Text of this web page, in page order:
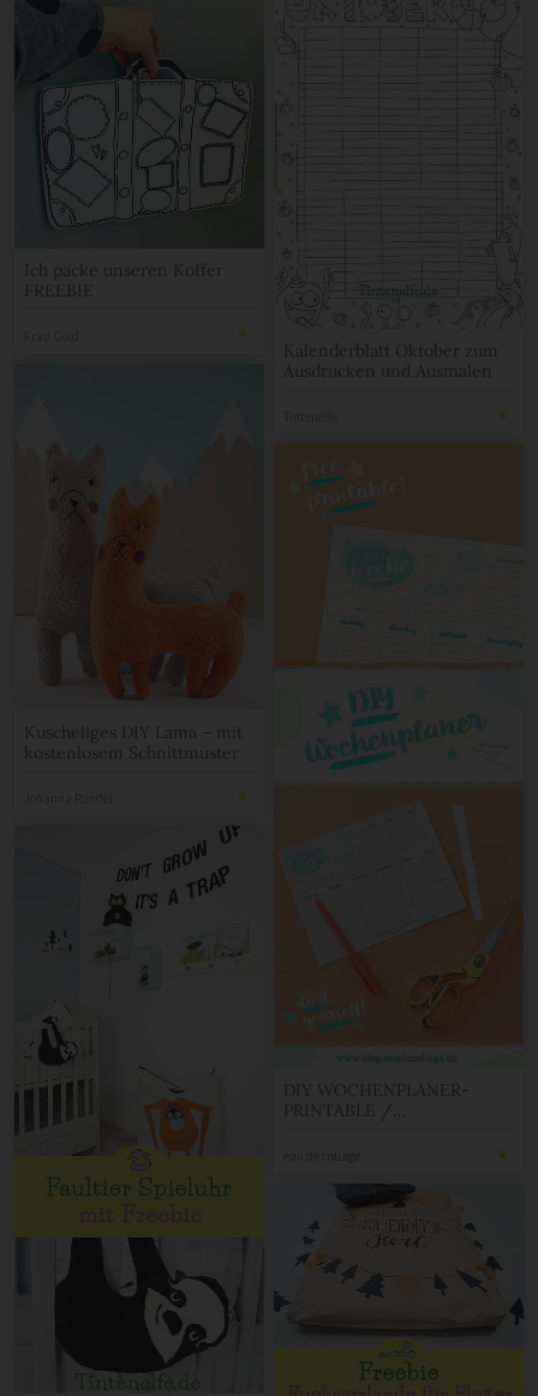
Kalenderblatt Oktober zum
Ausdrucken und Ausmalen
Ich packe unseren Koffer
FREEBIE
Kuscheliges DIY Lama – mit
kostenlosem Schnittmuster
DIY WOCHENPLANER-
PRINTABLE /